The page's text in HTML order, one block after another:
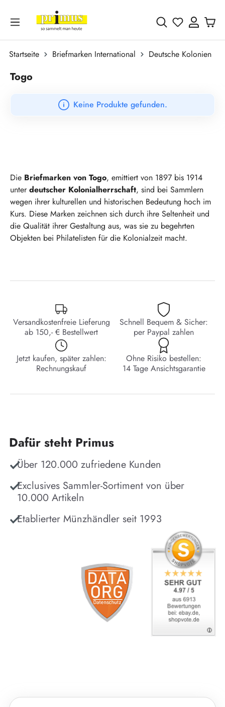
Zum Hauptinhalt springen
Du hast 0
Startseite Briefmarken International Deutsche Kolonien
Togo
Keine Produkte gefunden.
Die Briefmarken von Togo, emittiert von 1897 bis 1914
unterdeutscher Kolonialherrschaft, sind bei Sammlern
wegen ihrer kulturellen und historischen Bedeutung hoch im
Kurs. Diese Marken zeichnen sich durch ihre Seltenheit und
die Qualität ihrer Gestaltung aus, was sie zu begehrten
Objekten bei Philatelisten für die Kolonialzeit macht.
Versandkostenfreie Lieferung
ab 150,- € Bestellwert
Schnell Bequem & Sicher:
per Paypal zahlen
Jetzt kaufen, später zahlen:
Rechnungskauf
Ohne Risiko bestellen:
14 Tage Ansichtsgarantie
Dafür steht Primus
Über 120.000 zufriedene Kunden
Exclusives Sammler-Sortiment von über
10.000 Artikeln
Etablierter Münzhändler seit 1993